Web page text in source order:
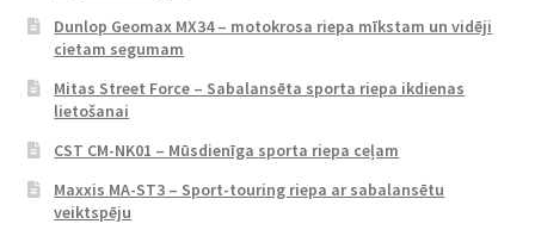
Dunlop Geomax MX34 – motokrosa riepa mīkstam un vidēji
cietam segumam
Mitas Street Force – Sabalansēta sporta riepa ikdienas
lietošanai
CST CM-NK01 – Mūsdienīga sporta riepa ceļam
Maxxis MA-ST3 – Sport-touring riepa ar sabalansētu
veiktspēju